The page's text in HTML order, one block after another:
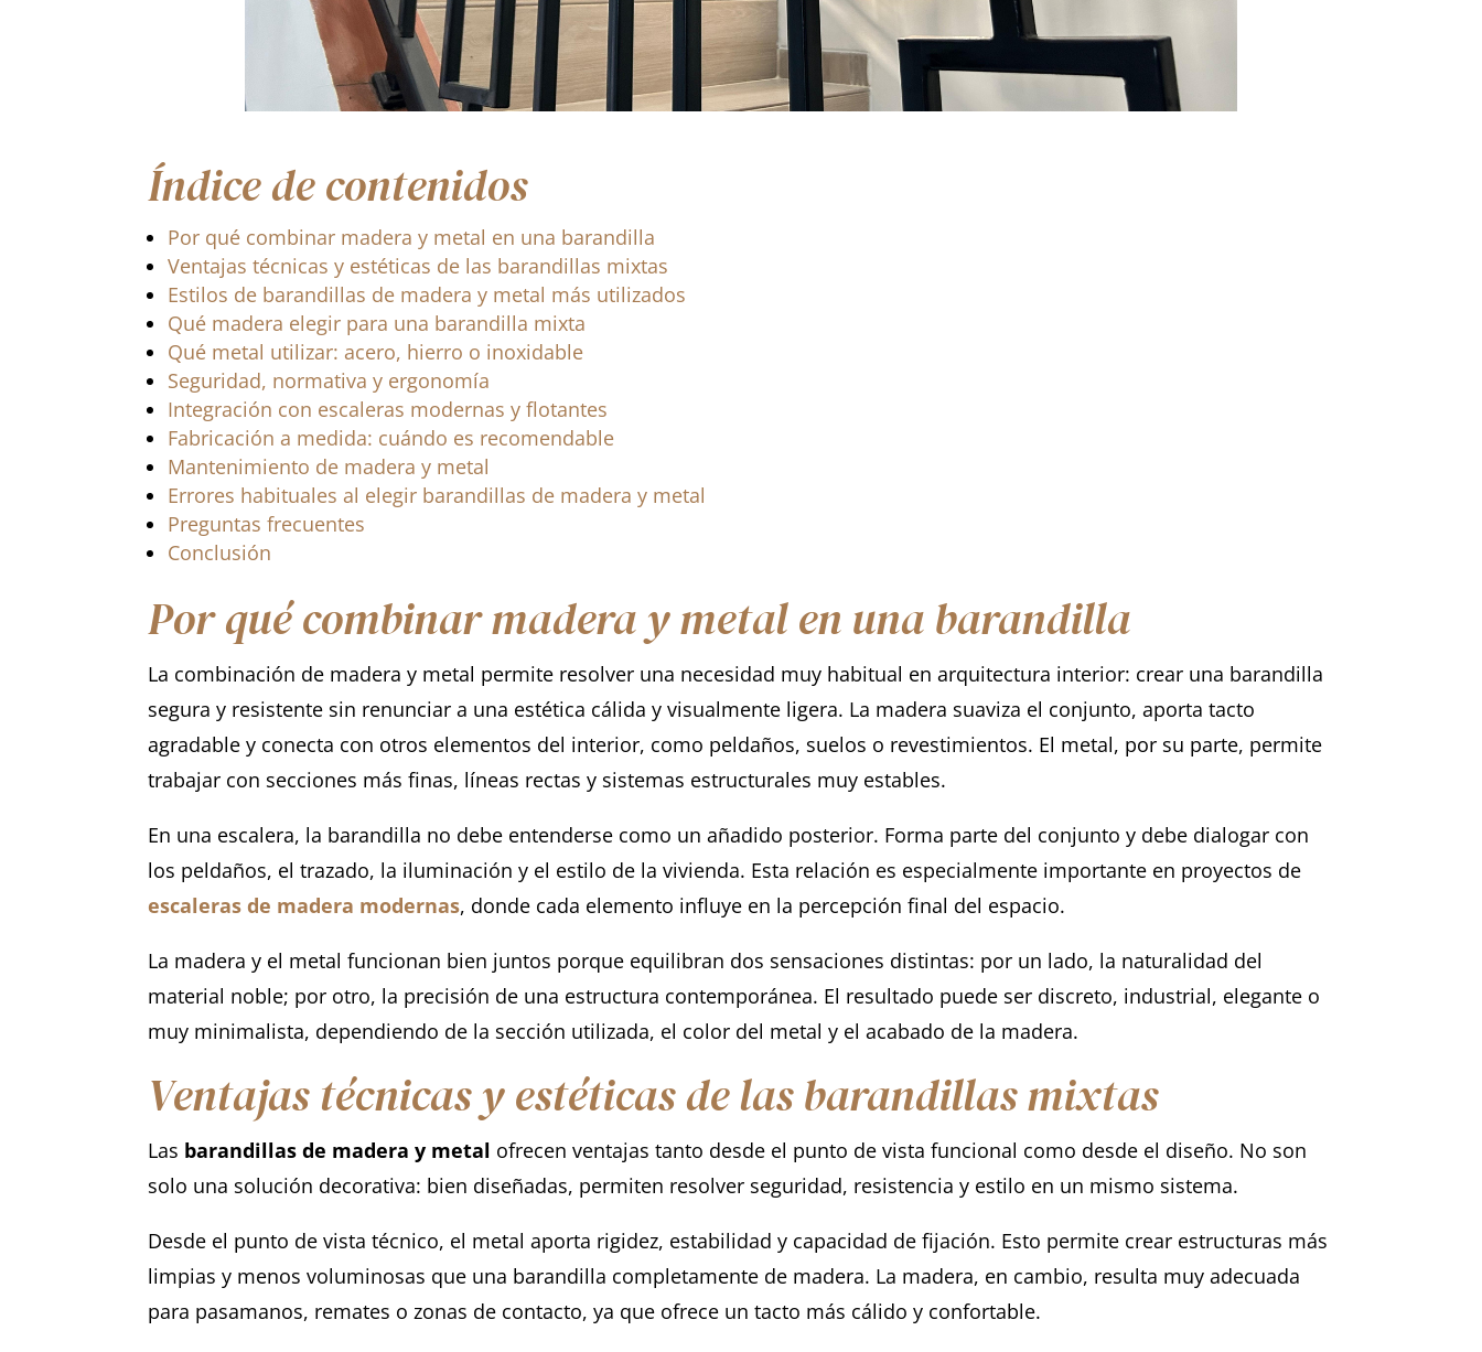
Índice de contenidos
Por qué combinar madera y metal en una barandilla
Ventajas técnicas y estéticas de las barandillas mixtas
Estilos de barandillas de madera y metal más utilizados
Qué madera elegir para una barandilla mixta
Qué metal utilizar: acero, hierro o inoxidable
Seguridad, normativa y ergonomía
Integración con escaleras modernas y flotantes
Fabricación a medida: cuándo es recomendable
Mantenimiento de madera y metal
Errores habituales al elegir barandillas de madera y metal
Preguntas frecuentes
Conclusión
Por qué combinar madera y metal en una barandilla
La combinación de madera y metal permite resolver una necesidad muy habitual en arquitectura interior: crear una barandilla
segura y resistente sin renunciar a una estética cálida y visualmente ligera. La madera suaviza el conjunto, aporta tacto
agradable y conecta con otros elementos del interior, como peldaños, suelos o revestimientos. El metal, por su parte, permite
trabajar con secciones más finas, líneas rectas y sistemas estructurales muy estables.
En una escalera, la barandilla no debe entenderse como un añadido posterior. Forma parte del conjunto y debe dialogar con
los peldaños, el trazado, la iluminación y el estilo de la vivienda. Esta relación es especialmente importante en proyectos de
escaleras de madera modernas, donde cada elemento influye en la percepción final del espacio.
La madera y el metal funcionan bien juntos porque equilibran dos sensaciones distintas: por un lado, la naturalidad del
material noble; por otro, la precisión de una estructura contemporánea. El resultado puede ser discreto, industrial, elegante o
muy minimalista, dependiendo de la sección utilizada, el color del metal y el acabado de la madera.
Ventajas técnicas y estéticas de las barandillas mixtas
Las barandillas de madera y metal ofrecen ventajas tanto desde el punto de vista funcional como desde el diseño. No son
solo una solución decorativa: bien diseñadas, permiten resolver seguridad, resistencia y estilo en un mismo sistema.
Desde el punto de vista técnico, el metal aporta rigidez, estabilidad y capacidad de fijación. Esto permite crear estructuras más
limpias y menos voluminosas que una barandilla completamente de madera. La madera, en cambio, resulta muy adecuada
para pasamanos, remates o zonas de contacto, ya que ofrece un tacto más cálido y confortable.